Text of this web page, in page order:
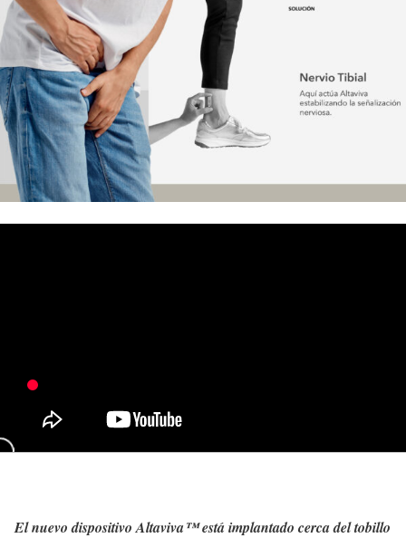
El nuevo dispositivo Altaviva™ está implantado cerca del tobillo